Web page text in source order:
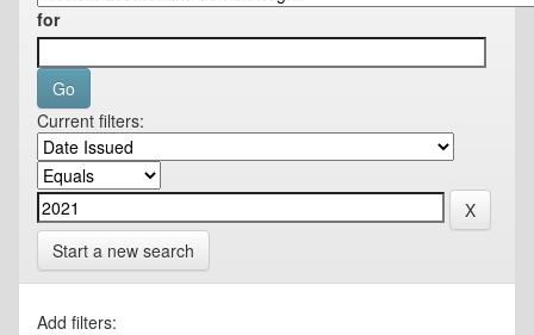
for
Current filters:
Start a new search
Add filters: